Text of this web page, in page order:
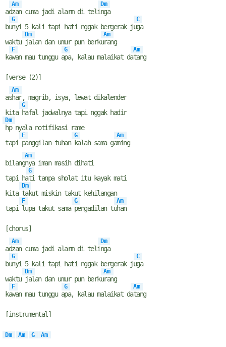
ad
Am
zan cuma jadi alarm di teli
Dm
nga
bu
G
nyi 5 kali tapi hati nggak bergerak ju
C
ga
waktu
Dm
jalan dan umur pun berku
Am
rang
ka
F
wan mau tunggu a
G
pa, kalau malaikat da
Am
tang
[verse (2)]
as
Am
har, magrib, isya, lewat dikalender
kita
G
hafal jadwalnya tapi nggak hadir
Dm
hp nyala notifikasi rame
tapi
F
panggilan tuhan
G
kalah sama ga
Am
ming
bilang
Am
nya iman masih dihati
tapi ha
G
ti tanpa sholat itu kayak mati
kita
Dm
takut miskin takut kehilangan
tapi
F
lupa takut sama
G
pengadilan tu
Am
han
[chorus]
ad
Am
zan cuma jadi alarm di teli
Dm
nga
bu
G
nyi 5 kali tapi hati nggak bergerak ju
C
ga
waktu
Dm
jalan dan umur pun berku
Am
rang
ka
F
wan mau tunggu a
G
pa, kalau malaikat da
Am
tang
[instrumental]
Dm Am G Am